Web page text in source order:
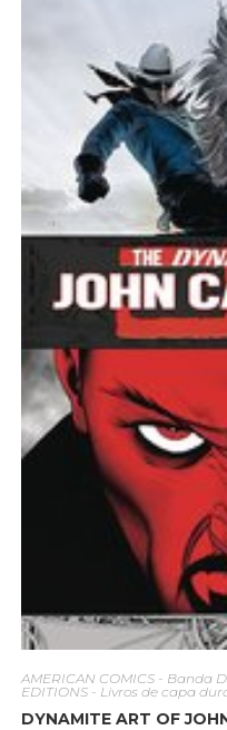
AMERICAN COMICS - Banda
EDITIONS - Livros de capa
DYNAMITE ART OF